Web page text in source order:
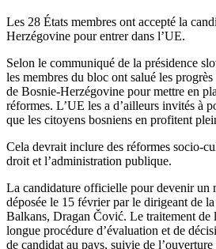
Les 28 États membres ont accepté la
Herzégovine pour entrer dans l’UE.
Selon le communiqué de la présidence
les membres du bloc ont salué les
de Bosnie-Herzégovine pour mettre en
réformes. L’UE les a d’ailleurs invités à
que les citoyens bosniens en profitent
Cela devrait inclure des réformes socio-
droit et l’administration publique.
La candidature officielle pour devenir un
déposée le 15 février par le dirigeant de
Balkans, Dragan Čović. Le traitement de
longue procédure d’évaluation et de
de candidat au pays, suivie de